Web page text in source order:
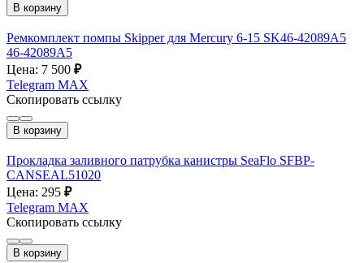
В корзину
Ремкомплект помпы Skipper для Mercury 6-15 SK46-42089A5
46-42089A5
Цена: 7 500 ₽
Telegram MAX
Скопировать ссылку
В корзину
Прокладка заливного патрубка канистры SeaFlo SFBP-
CANSEAL51020
Цена: 295 ₽
Telegram MAX
Скопировать ссылку
В корзину